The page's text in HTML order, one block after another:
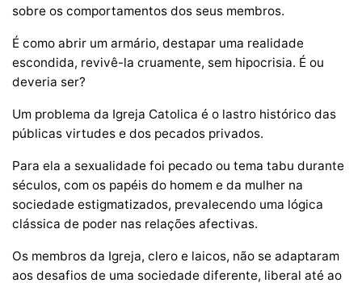
sobre os comportamentos dos seus membros.
É como abrir um armário, destapar uma realidade
escondida, revivê-la cruamente, sem hipocrisia. É ou
deveria ser?
Um problema da Igreja Catolica é o lastro histórico das
públicas virtudes e dos pecados privados.
Para ela a sexualidade foi pecado ou tema tabu durante
séculos, com os papéis do homem e da mulher na
sociedade estigmatizados, prevalecendo uma lógica
clássica de poder nas relações afectivas.
Os membros da Igreja, clero e laicos, não se adaptaram
aos desafios de uma sociedade diferente, liberal até ao